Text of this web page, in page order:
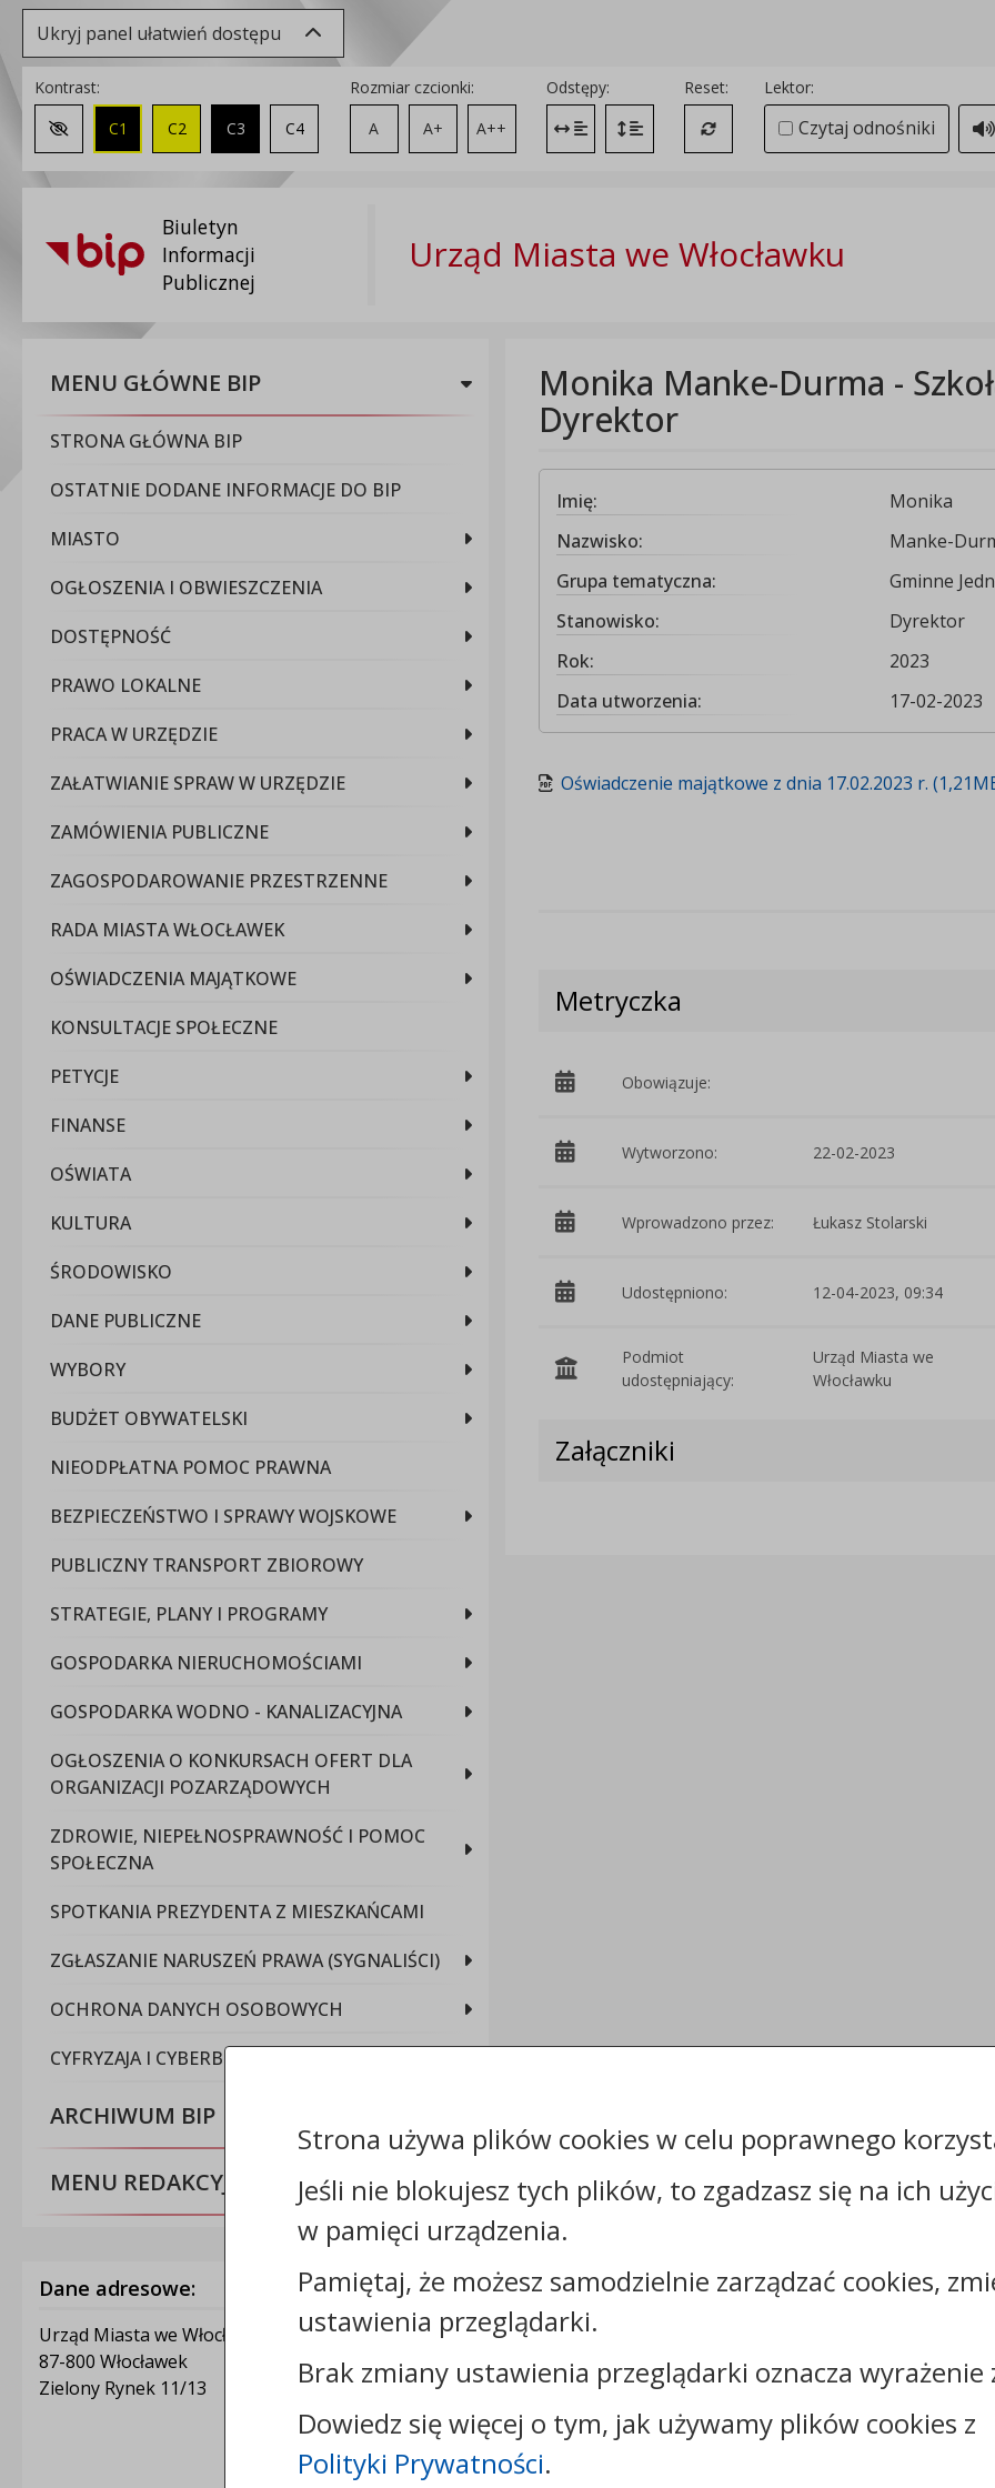
Ukryj panel ułatwień dostępu
Kontrast:
Zmień kontrast na domyślny
C1 C2 C3 C4
Rozmiar czcionki:
A
A+ A++
Odstępy:
Zmień odstęp między literami
Zmień interlinię i margines między paragrafami
Reset:
Przywróć ustawienia domyślne
Lektor:
Czytaj odnośniki
Biuletyn
Informacji
Publicznej
Urząd Miasta we Włocławku
MENU GŁÓWNE BIP
STRONA GŁÓWNA BIP
OSTATNIE DODANE INFORMACJE DO BIP
MIASTO
OGŁOSZENIA I OBWIESZCZENIA
DOSTĘPNOŚĆ
PRAWO LOKALNE
PRACA W URZĘDZIE
ZAŁATWIANIE SPRAW W URZĘDZIE
ZAMÓWIENIA PUBLICZNE
ZAGOSPODAROWANIE PRZESTRZENNE
RADA MIASTA WŁOCŁAWEK
OŚWIADCZENIA MAJĄTKOWE
KONSULTACJE SPOŁECZNE
PETYCJE
FINANSE
OŚWIATA
KULTURA
ŚRODOWISKO
DANE PUBLICZNE
WYBORY
BUDŻET OBYWATELSKI
NIEODPŁATNA POMOC PRAWNA
BEZPIECZEŃSTWO I SPRAWY WOJSKOWE
PUBLICZNY TRANSPORT ZBIOROWY
STRATEGIE, PLANY I PROGRAMY
GOSPODARKA NIERUCHOMOŚCIAMI
GOSPODARKA WODNO - KANALIZACYJNA
OGŁOSZENIA O KONKURSACH OFERT DLA
ORGANIZACJI POZARZĄDOWYCH
ZDROWIE, NIEPEŁNOSPRAWNOŚĆ I POMOC
SPOŁECZNA
SPOTKANIA PREZYDENTA Z MIESZKAŃCAMI
ZGŁASZANIE NARUSZEŃ PRAWA (SYGNALIŚCI)
OCHRONA DANYCH OSOBOWYCH
CYFRYZAJA I CYBERBEZPIECZEŃSTWO
ARCHIWUM BIP
MENU REDAKCYJNE
Monika Manke-Durma -
Dyrektor
Imię:
Monika
Nazwisko:
Manke-
Grupa tematyczna:
Gminne
Stanowisko:
Dyrektor
Rok:
2023
Data utworzenia:
17-02-2023
Oświadczenie majątkowe z dnia 17.02.2023 r.
Metryczka
Obowiązuje:
Wytworzono: 22-02-2023
Wprowadzono przez: Łukasz Stolarski
Udostępniono: 12-04-2023, 09:34
Podmiot
udostępniający:
Urząd Miasta we
Włocławku
Załączniki
Dane adresowe:
Urząd Miasta we Włocławku
87-800 Włocławek
Zielony Rynek 11/13
Kontakt:
tel.:+48544144000
faks: +48544144444
e-mail:poczta@um.wloclawek.pl
skrytka ePUAP: /umwloclawek/SkrytkaESP lub
/umwloclawek/skrytka
strona www:
Strona używa plików cookies w celu poprawnego
Jeśli nie blokujesz tych plików, to zgadzasz się na ich
w pamięci urządzenia.
Pamiętaj, że możesz samodzielnie zarządzać cookies,
ustawienia przeglądarki.
Brak zmiany ustawienia przeglądarki oznacza wyrażenie
Dowiedz się więcej o tym, jak używamy plików cookies z
Polityki Prywatności.